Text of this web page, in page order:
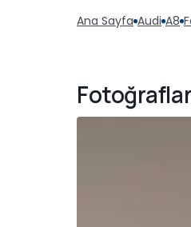
Ana Sayfa Audi A8